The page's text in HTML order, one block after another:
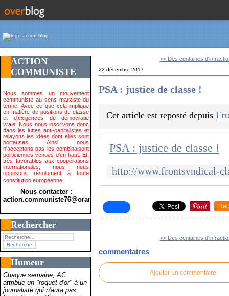
ACTION
COMMUNISTE
Nous sommes un mouvement
communiste au sens marxiste du
terme. Avec ce que cela implique
en matière de positions de classe
et d'exigences de démocratie
vraie. Nous nous inscrivons donc
dans les luttes anti-capitalistes et
relayons les idées dont elles sont
porteuses. Ainsi, nous
n'acceptons pas les combinaisont
politiciennes venues d'en-haut. Et,
très favorables aux coopérations
internationales, nous nous
opposons résolument à toute
constitution européenne.
Nous contacter :
action.communiste76@orange.fr>
Rechercher
Humeur
Chaque semaine, AC
attribue un "roquet d'or" à un
journaliste qui n'aura pas
<< Des centaines
22 décembre 2017
PSA : justice de classe !
Cet article est reposté depuis
PSA : justice de classe !
<< Des centaines
commentaires
Ajouter un commentaire